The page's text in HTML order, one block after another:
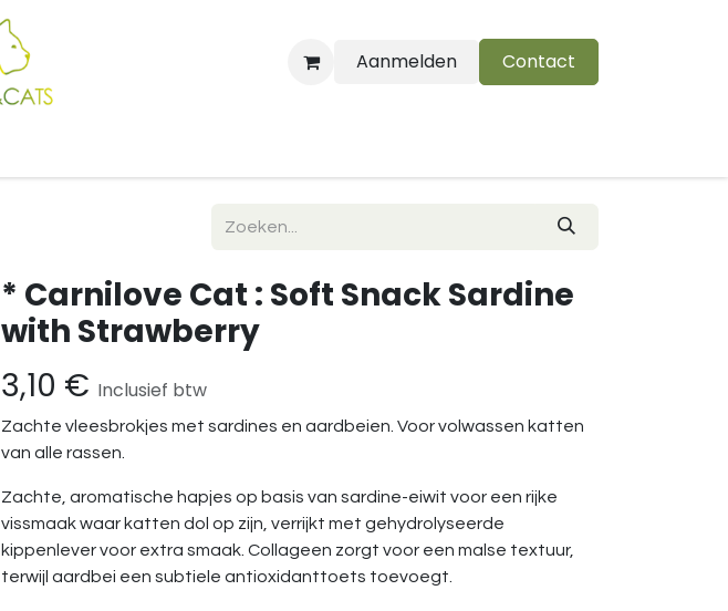
Aanmelden
Contact
* Carnilove Cat : Soft Snack Sardine
with Strawberry
3,10 € Inclusief btw
Zachte vleesbrokjes met sardines en aardbeien. Voor volwassen katten
van alle rassen.
Zachte, aromatische hapjes op basis van sardine-eiwit voor een rijke
vissmaak waar katten dol op zijn, verrijkt met gehydrolyseerde
kippenlever voor extra smaak. Collageen zorgt voor een malse textuur,
terwijl aardbei een subtiele antioxidanttoets toevoegt.